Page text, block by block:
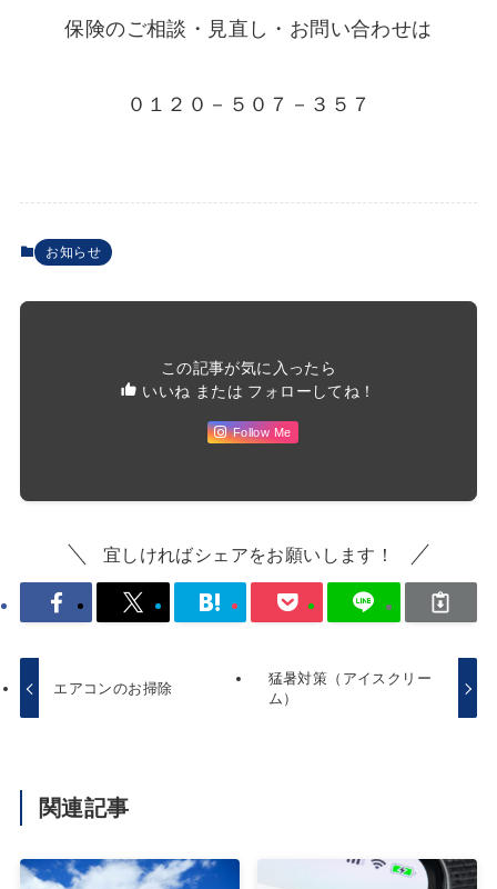
保険のご相談・見直し・お問い合わせは
０１２０－５０７－３５７
お知らせ
この記事が気に入ったら
いいね または フォローしてね！
Follow Me
宜しければシェアをお願いします！
エアコンのお掃除
猛暑対策（アイスクリー
ム）
関連記事